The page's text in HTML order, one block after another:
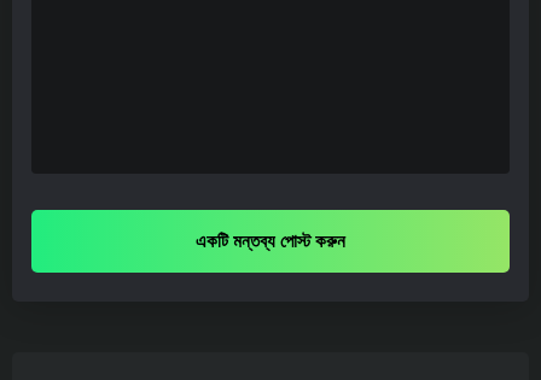
একটি মন্তব্য পোস্ট করুন